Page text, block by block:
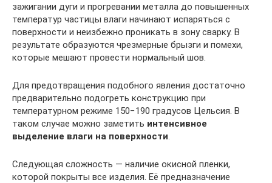
зажигании дуги и прогревании металла до повышенных
температур частицы влаги начинают испаряться с
поверхности и неизбежно проникать в зону сварку. В
результате образуются чрезмерные брызги и помехи,
которые мешают провести нормальный шов.
Для предотвращения подобного явления достаточно
предварительно подогреть конструкцию при
температурном режиме 150−190 градусов Цельсия. В
таком случае можно заметить интенсивное
выделение влаги на поверхности.
Следующая сложность — наличие окисной пленки,
которой покрыты все изделия. Её предназначение